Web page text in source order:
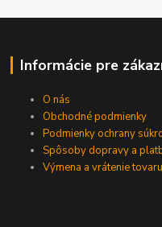
Informácie pre
O nás
Obchodné podmienky
Podmienky ochrany
Spôsoby dopravy a
Výmena a vrátenie tovaru